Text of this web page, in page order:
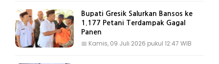
Bupati Gresik Salurkan Bansos ke
1.177 Petani Terdampak Gagal
Panen
📅 Kamis, 09 Juli 2026 pukul 12:47 WIB